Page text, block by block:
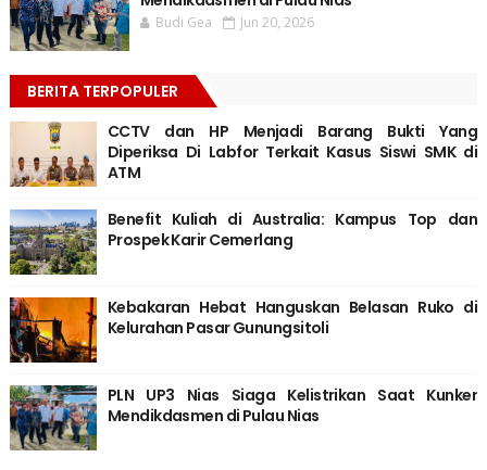
Budi Gea Jun 20, 2026
BERITA TERPOPULER
CCTV dan HP Menjadi Barang Bukti Yang
Diperiksa Di Labfor Terkait Kasus Siswi SMK di
ATM
Benefit Kuliah di Australia: Kampus Top dan
Prospek Karir Cemerlang
Kebakaran Hebat Hanguskan Belasan Ruko di
Kelurahan Pasar Gunungsitoli
PLN UP3 Nias Siaga Kelistrikan Saat Kunker
Mendikdasmen di Pulau Nias